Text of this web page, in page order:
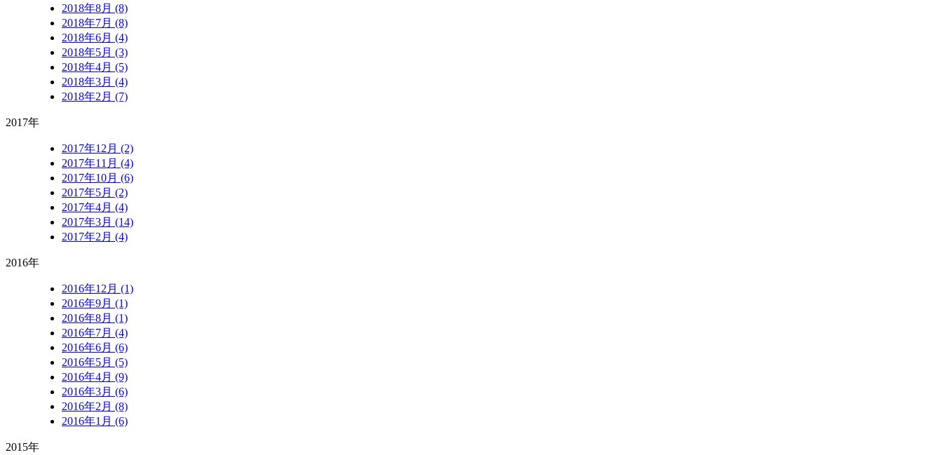
2018年8月 (8)
2018年7月 (8)
2018年6月 (4)
2018年5月 (3)
2018年4月 (5)
2018年3月 (4)
2018年2月 (7)
2017年
2017年12月 (2)
2017年11月 (4)
2017年10月 (6)
2017年5月 (2)
2017年4月 (4)
2017年3月 (14)
2017年2月 (4)
2016年
2016年12月 (1)
2016年9月 (1)
2016年8月 (1)
2016年7月 (4)
2016年6月 (6)
2016年5月 (5)
2016年4月 (9)
2016年3月 (6)
2016年2月 (8)
2016年1月 (6)
2015年